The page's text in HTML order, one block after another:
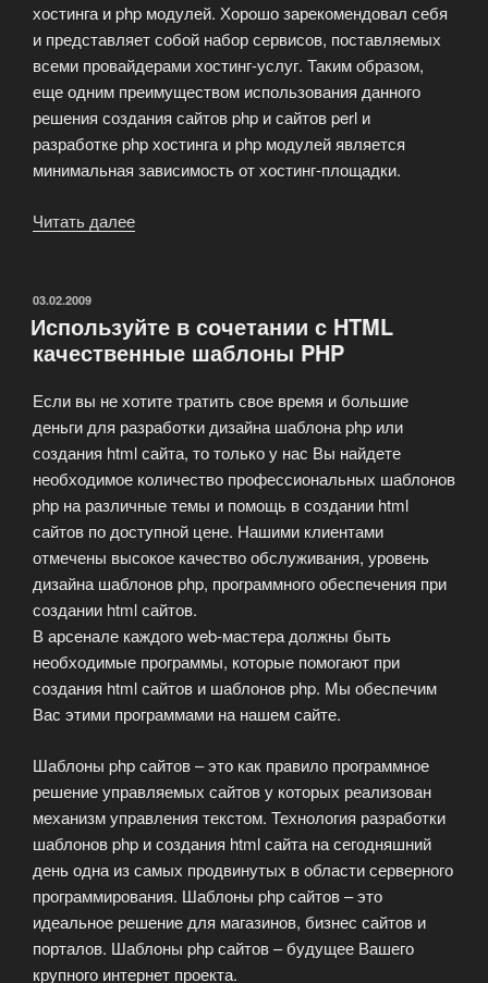
хостинга и php модулей. Хорошо зарекомендовал себя
и представляет собой набор сервисов, поставляемых
всеми провайдерами хостинг-услуг. Таким образом,
еще одним преимуществом использования данного
решения создания сайтов php и сайтов perl и
разработке php хостинга и php модулей является
минимальная зависимость от хостинг-площадки.
Читать далее
динамика
Ваших
ОПУБЛИКОВАНО
03.02.2009
Используйте в сочетании с HTML
качественные шаблоны PHP
Если вы не хотите тратить свое время и большие
деньги для разработки дизайна шаблона php или
создания html сайта, то только у нас Вы найдете
необходимое количество профессиональных шаблонов
php на различные темы и помощь в создании html
сайтов по доступной цене. Нашими клиентами
отмечены высокое качество обслуживания, уровень
дизайна шаблонов php, программного обеспечения при
создании html сайтов.
В арсенале каждого web-мастера должны быть
необходимые программы, которые помогают при
создания html сайтов и шаблонов php. Мы обеспечим
Вас этими программами на нашем сайте.
Шаблоны php сайтов – это как правило программное
решение управляемых сайтов у которых реализован
механизм управления текстом. Технология разработки
шаблонов php и создания html сайта на сегодняшний
день одна из самых продвинутых в области серверного
программирования. Шаблоны php сайтов – это
идеальное решение для магазинов, бизнес сайтов и
порталов. Шаблоны php сайтов – будущее Вашего
крупного интернет проекта.